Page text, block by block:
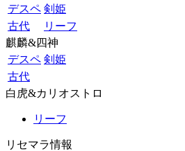
デスペ 剣姫
古代
リーフ
麒麟&四神
デスペ 剣姫
古代
白虎&カリオストロ
リーフ
リセマラ情報